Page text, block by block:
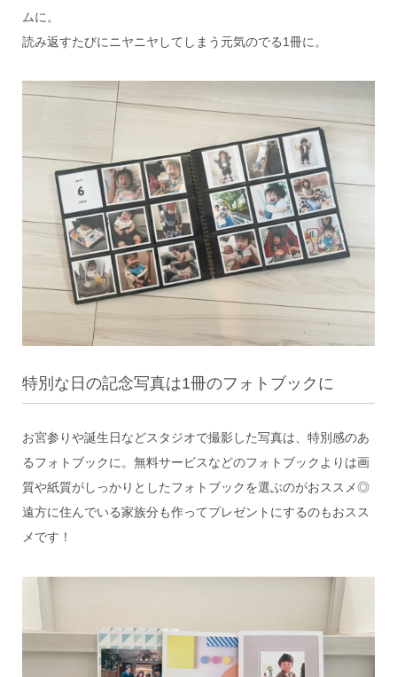
ムに。
読み返すたびにニヤニヤしてしまう元気のでる1冊に。
特別な日の記念写真は1冊のフォトブックに
お宮参りや誕生日などスタジオで撮影した写真は、特別感のあ
るフォトブックに。無料サービスなどのフォトブックよりは画
質や紙質がしっかりとしたフォトブックを選ぶのがおススメ◎
遠方に住んでいる家族分も作ってプレゼントにするのもおスス
メです！